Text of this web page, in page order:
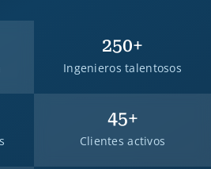
250+
Ingenieros talentosos
45+
Clientes activos